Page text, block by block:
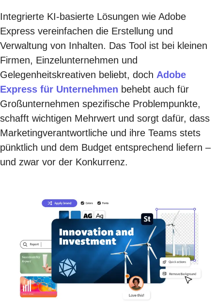
Integrierte KI-basierte Lösungen wie Adobe
Express vereinfachen die Erstellung und
Verwaltung von Inhalten. Das Tool ist bei kleinen
Firmen, Einzelunternehmen und
Gelegenheitskreativen beliebt, doch Adobe
Express für Unternehmen behebt auch für
Großunternehmen spezifische Problempunkte,
schafft wichtigen Mehrwert und sorgt dafür, dass
Marketingverantwortliche und ihre Teams stets
pünktlich und dem Budget entsprechend liefern –
und zwar vor der Konkurrenz.